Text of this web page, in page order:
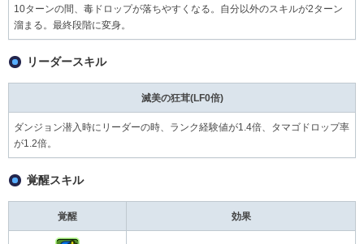
10ターンの間、毒ドロップが落ちやすくなる。自分以外のスキルが2ターン
溜まる。最終段階に変身。
リーダースキル
滅美の狂茸(LF0倍)
ダンジョン潜入時にリーダーの時、ランク経験値が1.4倍、タマゴドロップ率
が1.2倍。
覚醒スキル
覚醒 効果